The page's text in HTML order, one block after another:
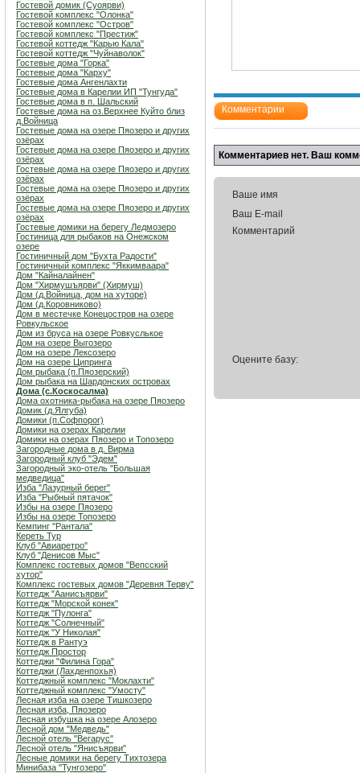
Гостевой домик (Суоярви)
Гостевой комплекс "Олонка"
Гостевой комплекс "Остров"
Гостевой комплекс "Престиж"
Гостевой коттедж "Карью Кала"
Гостевой коттедж "Чуйнаволок"
Гостевые дома "Горка"
Гостевые дома "Карху"
Гостевые дома Ангенлахти
Гостевые дома в Карелии ИП "Тунгуда"
Гостевые дома в п. Шальский
Гостевые дома на оз.Верхнее Куйто близ
д.Войница
Гостевые дома на озере Пяозеро и других
озёрах
Гостевые дома на озере Пяозеро и других
озёрах
Гостевые дома на озере Пяозеро и других
озёрах
Гостевые дома на озере Пяозеро и других
озёрах
Гостевые дома на озере Пяозеро и других
озёрах
Гостевые домики на берегу Ледмозеро
Гостиница для рыбаков на Онежском
озере
Гостиничный дом "Бухта Радости"
Гостиничный комплекс "Яккимваара"
Дом "Кайналайнен"
Дом "Хирмушъярви" (Хирмуш)
Дом (д.Войница, дом на хуторе)
Дом (д.Коровниково)
Дом в местечке Конецостров на озере
Ровкульское
Дом из бруса на озере Ровкуслькое
Дом на озере Выгозеро
Дом на озере Лексозеро
Дом на озере Ципринга
Дом рыбака (п.Пяозерский)
Дом рыбака на Шардонских островах
Дома (с.Коскосалма)
Дома охотника-рыбака на озере Пяозеро
Домик (д.Ялгуба)
Домики (п.Софпорог)
Домики на озерах Карелии
Домики на озерах Пяозеро и Топозеро
Загородные дома в д. Вирма
Загородный клуб "Эдем"
Загородный эко-отель "Большая
медведица"
Изба "Лазурный берег"
Изба "Рыбный пятачок"
Избы на озере Пяозеро
Избы на озере Топозеро
Кемпинг "Рантала"
Кереть Тур
Клуб "Авиаретро"
Клуб "Денисов Мыс"
Комплекс гостевых домов "Вепсский
хутор"
Комплекс гостевых домов "Деревня Терву"
Коттедж "Аанисъярви"
Коттедж "Морской конек"
Коттедж "Пулонга"
Коттедж "Солнечный"
Коттедж "У Николая"
Коттедж в Рантуэ
Коттедж Простор
Коттеджи "Филина Гора"
Коттеджи (Лахденпохья)
Коттеджный комплекс "Мoклахти"
Коттеджный комплекс "Умосту"
Лесная изба на озере Тишкозеро
Лесная изба, Пяозеро
Лесная избушка на озере Алозеро
Лесной дом "Медведь"
Лесной отель "Вегарус"
Лесной отель "Янисъярви"
Лесные домики на берегу Тихтозера
Минибаза "Тунгозеро"
Комментарии
Комментариев нет. Ваш
Ваше имя
Ваш E-mail
Комментарий
Оцените базу: